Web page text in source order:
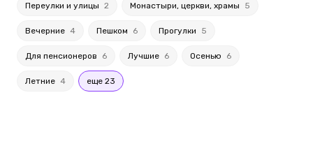
Переулки и улицы 2 Монастыри, церкви, храмы 5
Вечерние 4 Пешком 6 Прогулки 5
Для пенсионеров 6 Лучшие 6 Осенью 6
Летние 4 еще 23